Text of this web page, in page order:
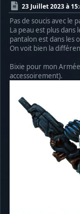
23 Juillet 2023 à
Pas de soucis avec le
La peau est plus dans
pantalon est dans les
On voit bien la
Bixie pour mon
accessoirement).